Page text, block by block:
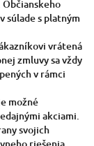
súlade s platným
vrátená
zmluvy sa vždy
v rámci
možné
akciami.
svojich